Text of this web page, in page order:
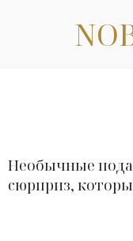
Необычные
сюрприз,